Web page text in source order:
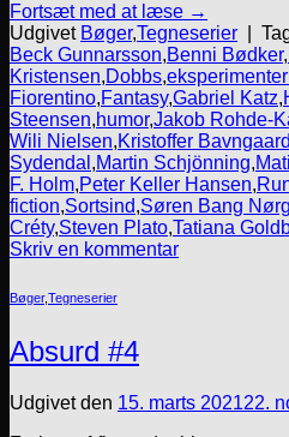
Fortsæt med at læse →
Udgivet Bøger,Tegneserier
Beck Gunnarsson,Benni Bødker,
Kristensen,Dobbs,
Fiorentino,Fantasy,Gabriel Katz,
Steensen,humor,Jakob Rohde-
Wili Nielsen,Kristoffer
Sydendal ,Martin Schjönning,
F. Holm,Peter Keller Hansen,
fiction,Sortsind,Søren Bang
Créty,Steven Plato,Tatiana
Skriv en kommentar
Bøger,Tegneserier
Absurd #4
Udgivet den 15. marts 202122.